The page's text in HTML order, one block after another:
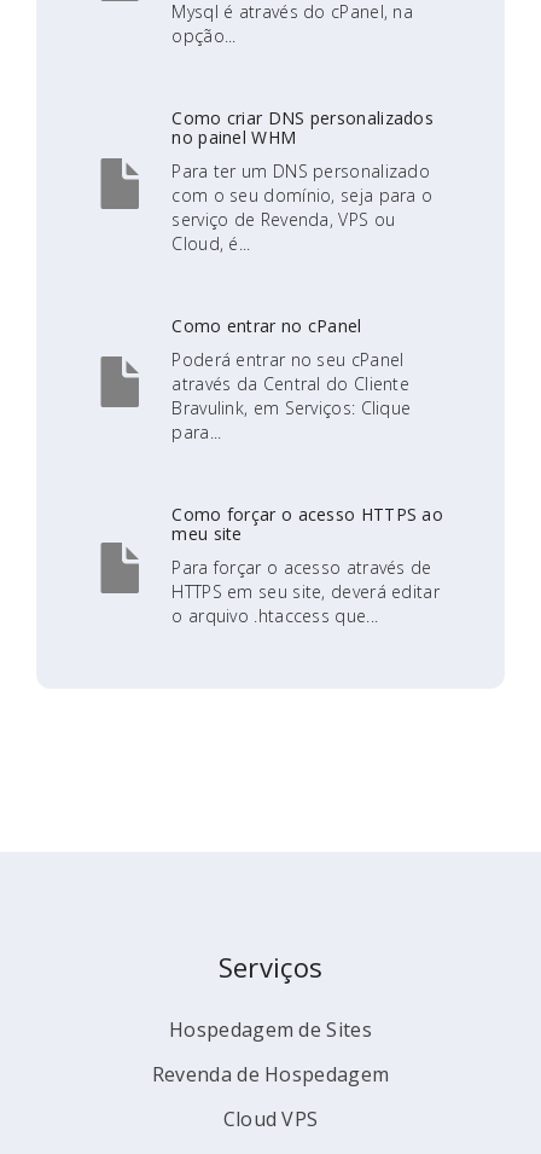
Mysql é através do cPanel, na
opção...
Como criar DNS personalizados
no painel WHM
Para ter um DNS personalizado
com o seu domínio, seja para o
serviço de Revenda, VPS ou
Cloud, é...
Como entrar no cPanel
Poderá entrar no seu cPanel
através da Central do Cliente
Bravulink, em Serviços: Clique
para...
Como forçar o acesso HTTPS ao
meu site
Para forçar o acesso através de
HTTPS em seu site, deverá editar
o arquivo .htaccess que...
Serviços
Hospedagem de Sites
Revenda de Hospedagem
Cloud VPS